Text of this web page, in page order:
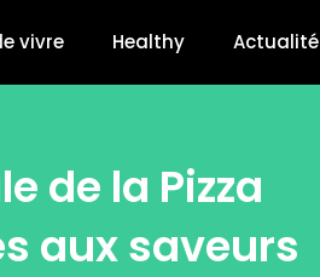
vivre Healthy Actualité
de la Pizza
aux saveurs